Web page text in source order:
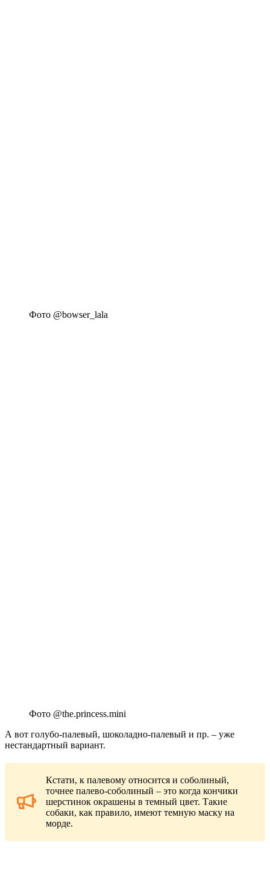
Фото @bowser_lala
Фото @the.princess.mini
А вот голубо-палевый, шоколадно-палевый и пр. – уже
нестандартный вариант.
Кстати, к палевому относится и соболиный,
точнее палево-соболиный – это когда кончики
шерстинок окрашены в темный цвет. Такие
собаки, как правило, имеют темную маску на
морде.